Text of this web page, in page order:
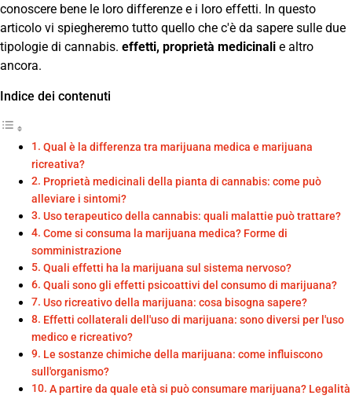
conoscere bene le loro differenze e i loro effetti. In questo
articolo vi spiegheremo tutto quello che c'è da sapere sulle due
tipologie di cannabis. effetti, proprietà medicinali e altro
ancora.
Indice dei contenuti
Qual è la differenza tra marijuana medica e marijuana
ricreativa?
Proprietà medicinali della pianta di cannabis: come può
alleviare i sintomi?
Uso terapeutico della cannabis: quali malattie può trattare?
Come si consuma la marijuana medica? Forme di
somministrazione
Quali effetti ha la marijuana sul sistema nervoso?
Quali sono gli effetti psicoattivi del consumo di marijuana?
Uso ricreativo della marijuana: cosa bisogna sapere?
Effetti collaterali dell'uso di marijuana: sono diversi per l'uso
medico e ricreativo?
Le sostanze chimiche della marijuana: come influiscono
sull'organismo?
A partire da quale età si può consumare marijuana? Legalità